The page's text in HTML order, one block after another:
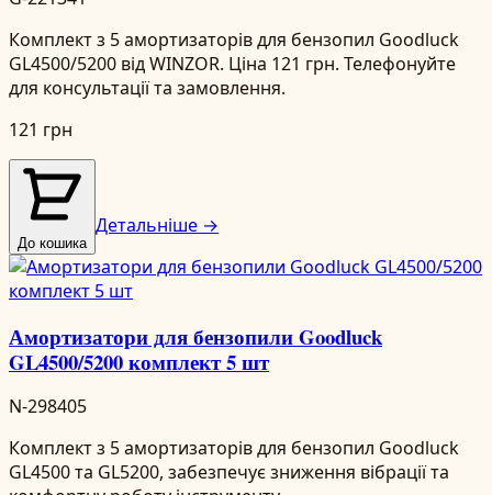
Комплект з 5 амортизаторів для бензопил Goodluck
GL4500/5200 від WINZOR. Ціна 121 грн. Телефонуйте
для консультації та замовлення.
121 грн
До кошика
Детальніше →
Амортизатори для бензопили Goodluck
GL4500/5200 комплект 5 шт
N-298405
Комплект з 5 амортизаторів для бензопил Goodluck
GL4500 та GL5200, забезпечує зниження вібрації та